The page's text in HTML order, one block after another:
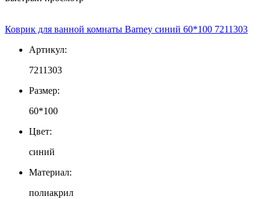
Коврик для ванной комнаты Barney синий 60*100 7211303
Артикул:
7211303
Размер:
60*100
Цвет:
синий
Материал:
полиакрил